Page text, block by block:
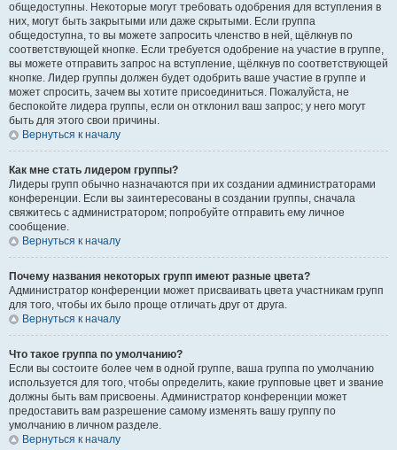
общедоступны. Некоторые могут требовать одобрения для вступления в
них, могут быть закрытыми или даже скрытыми. Если группа
общедоступна, то вы можете запросить членство в ней, щёлкнув по
соответствующей кнопке. Если требуется одобрение на участие в группе,
вы можете отправить запрос на вступление, щёлкнув по соответствующей
кнопке. Лидер группы должен будет одобрить ваше участие в группе и
может спросить, зачем вы хотите присоединиться. Пожалуйста, не
беспокойте лидера группы, если он отклонил ваш запрос; у него могут
быть для этого свои причины.
Вернуться к началу
Как мне стать лидером группы?
Лидеры групп обычно назначаются при их создании администраторами
конференции. Если вы заинтересованы в создании группы, сначала
свяжитесь с администратором; попробуйте отправить ему личное
сообщение.
Вернуться к началу
Почему названия некоторых групп имеют разные цвета?
Администратор конференции может присваивать цвета участникам групп
для того, чтобы их было проще отличать друг от друга.
Вернуться к началу
Что такое группа по умолчанию?
Если вы состоите более чем в одной группе, ваша группа по умолчанию
используется для того, чтобы определить, какие групповые цвет и звание
должны быть вам присвоены. Администратор конференции может
предоставить вам разрешение самому изменять вашу группу по
умолчанию в личном разделе.
Вернуться к началу